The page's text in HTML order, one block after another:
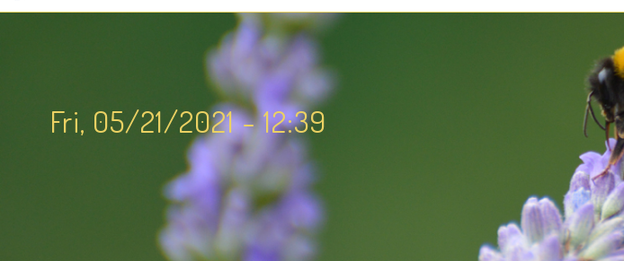
Fri, 05/21/2021 - 12:39